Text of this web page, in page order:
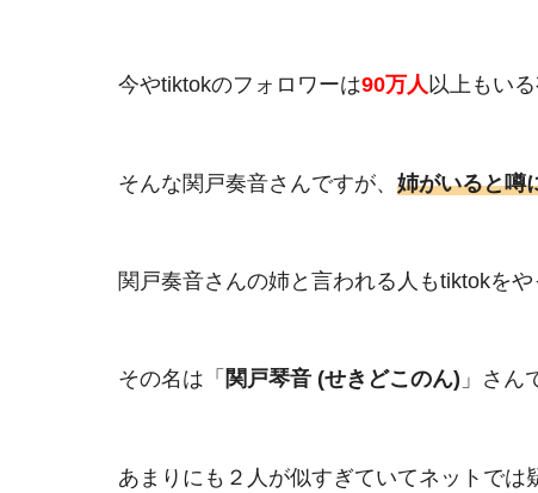
今やtiktokのフォロワーは90万人以上もい
そんな関戸奏音さんですが、 姉がいると噂
関戸奏音さんの姉と言われる人もtiktokをや
その名は「 関戸琴音 (せきどこのん) 」さん
あまりにも２人が似すぎていてネットでは